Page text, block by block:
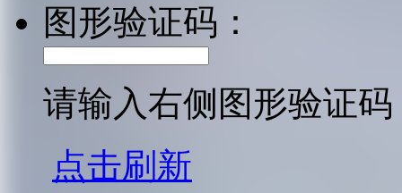
图形验证码：
请输入右侧图形验证码
点击刷新